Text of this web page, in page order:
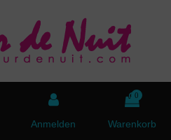
Anmelden
0
Warenkorb